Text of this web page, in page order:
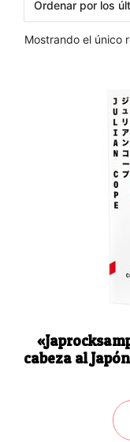
Mostrando el único
cabeza al